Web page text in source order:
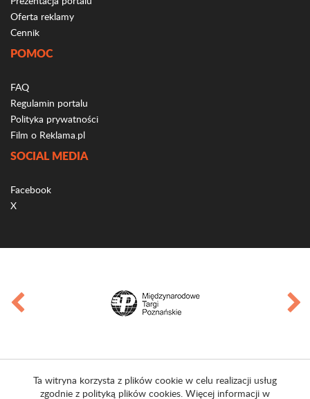
Oferta reklamy
Cennik
POMOC
FAQ
Regulamin portalu
Polityka prywatności
Film o Reklama.pl
SOCIAL MEDIA
Facebook
X
Ta witryna korzysta z plików cookie w celu realizacji usług
zgodnie z polityką plików cookies. Więcej informacji w